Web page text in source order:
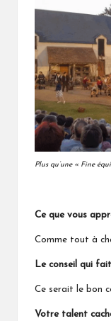
Plus qu’une « Fine
Ce que vous
Comme tout à
Le conseil qui
Ce serait le bon
Votre talent